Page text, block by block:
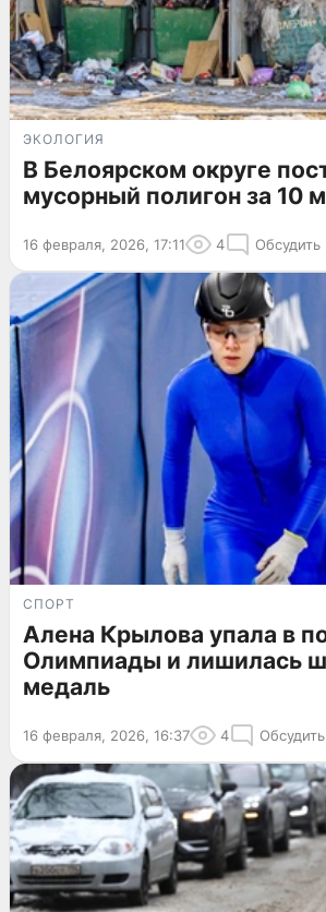
ЭКОЛОГИЯ
В Белоярском округе
мусорный полигон за 10
16 февраля, 2026, 17:11 4 Обсудить
СПОРТ
Алена Крылова упала в
Олимпиады и лишилась
медаль
16 февраля, 2026, 16:37 4 Обсудить